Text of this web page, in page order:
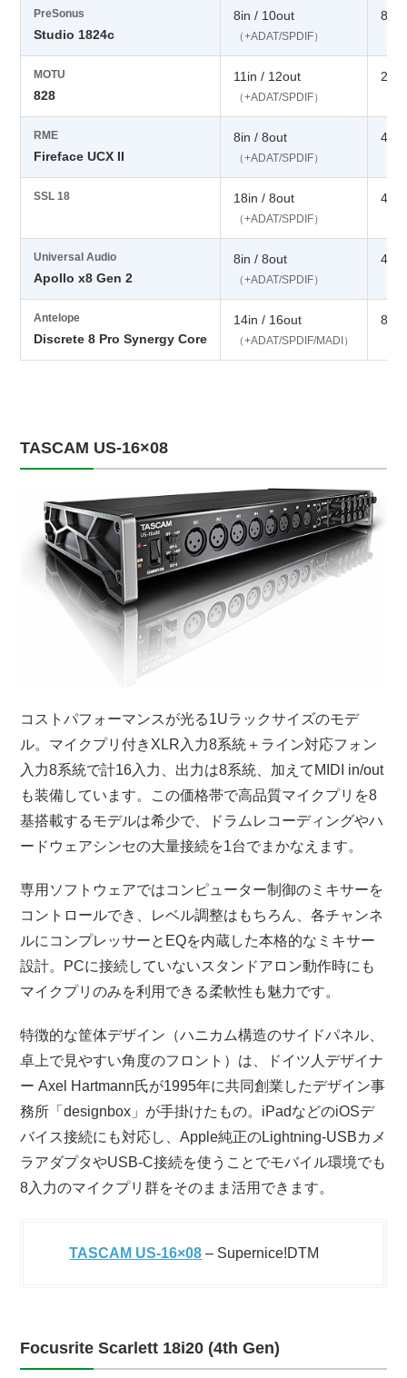
PreSonus
Studio 1824c
8in / 10out
（+ADAT/SPDIF）
8基
MOTU
828
11in / 12out
（+ADAT/SPDIF）
2基
RME
Fireface UCX II
8in / 8out
（+ADAT/SPDIF）
4基
SSL 18 18in / 8out
（+ADAT/SPDIF）
4基
Universal Audio
Apollo x8 Gen 2
8in / 8out
（+ADAT/SPDIF）
4基
Antelope
Discrete 8 Pro Synergy Core
14in / 16out
（+ADAT/SPDIF/MADI）
8基
TASCAM US-16×08
コストパフォーマンスが光る1Uラックサイズのモデ
ル。マイクプリ付きXLR入力8系統＋ライン対応フォン
入力8系統で計16入力、出力は8系統、加えてMIDI in/out
も装備しています。この価格帯で高品質マイクプリを8
基搭載するモデルは希少で、ドラムレコーディングやハ
ードウェアシンセの大量接続を1台でまかなえます。
専用ソフトウェアではコンピューター制御のミキサーを
コントロールでき、レベル調整はもちろん、各チャンネ
ルにコンプレッサーとEQを内蔵した本格的なミキサー
設計。PCに接続していないスタンドアロン動作時にも
マイクプリのみを利用できる柔軟性も魅力です。
特徴的な筐体デザイン（ハニカム構造のサイドパネル、
卓上で見やすい角度のフロント）は、ドイツ人デザイナ
ー Axel Hartmann氏が1995年に共同創業したデザイン事
務所「designbox」が手掛けたもの。iPadなどのiOSデ
バイス接続にも対応し、Apple純正のLightning-USBカメ
ラアダプタやUSB-C接続を使うことでモバイル環境でも
8入力のマイクプリ群をそのまま活用できます。
TASCAM US-16×08 – Supernice!DTM
Focusrite Scarlett 18i20 (4th Gen)